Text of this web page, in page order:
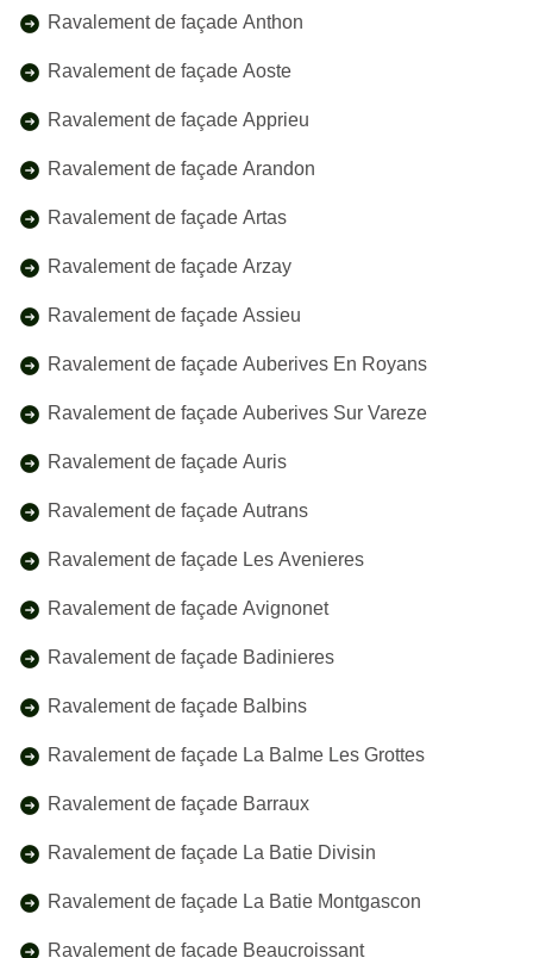
Ravalement de façade Anthon
Ravalement de façade Aoste
Ravalement de façade Apprieu
Ravalement de façade Arandon
Ravalement de façade Artas
Ravalement de façade Arzay
Ravalement de façade Assieu
Ravalement de façade Auberives En Royans
Ravalement de façade Auberives Sur Vareze
Ravalement de façade Auris
Ravalement de façade Autrans
Ravalement de façade Les Avenieres
Ravalement de façade Avignonet
Ravalement de façade Badinieres
Ravalement de façade Balbins
Ravalement de façade La Balme Les Grottes
Ravalement de façade Barraux
Ravalement de façade La Batie Divisin
Ravalement de façade La Batie Montgascon
Ravalement de façade Beaucroissant